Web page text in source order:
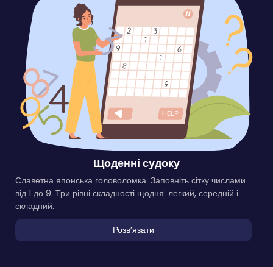
Щоденні судоку
Славетна японська головоломка. Заповніть сітку числами
від 1 до 9. Три рівні складності щодня: легкий, середній і
складний.
Розвʼязати